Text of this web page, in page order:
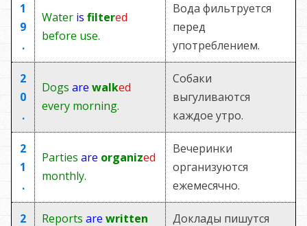
1
9
.
Water is filtered
before use.
Вода фильтруется
перед
употреблением.
2
0
.
Dogsare walked
every morning.
Собаки
выгуливаются
каждое утро.
2
1
.
Partiesare organized
monthly.
Вечеринки
организуются
ежемесячно.
2
Reportsare written
Доклады пишутся